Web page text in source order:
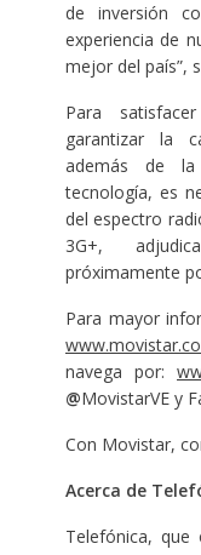
de inversión
experiencia de
mejor del país”,
Para
garantizar la
además de
tecnología, es
del espectro
3G+,
próximamente
Para mayor
navega por:
@MovistarVE y
Con Movistar,
Acerca de
Telefónica,